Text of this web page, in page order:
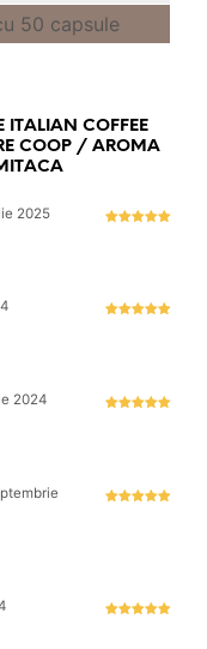
50 capsule
ITALIAN COFFEE
COOP / AROMA
2025
2024